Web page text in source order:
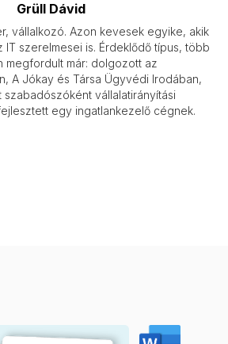
Grüll Dávid
vállalkozó. Azon kevesek egyike, akik
szerelmesei is. Érdeklődő típus, több
megfordult már: dolgozott az
A Jókay és Társa Ügyvédi Irodában,
szabadószóként vállalatirányítási
egy ingatlankezelő cégnek.